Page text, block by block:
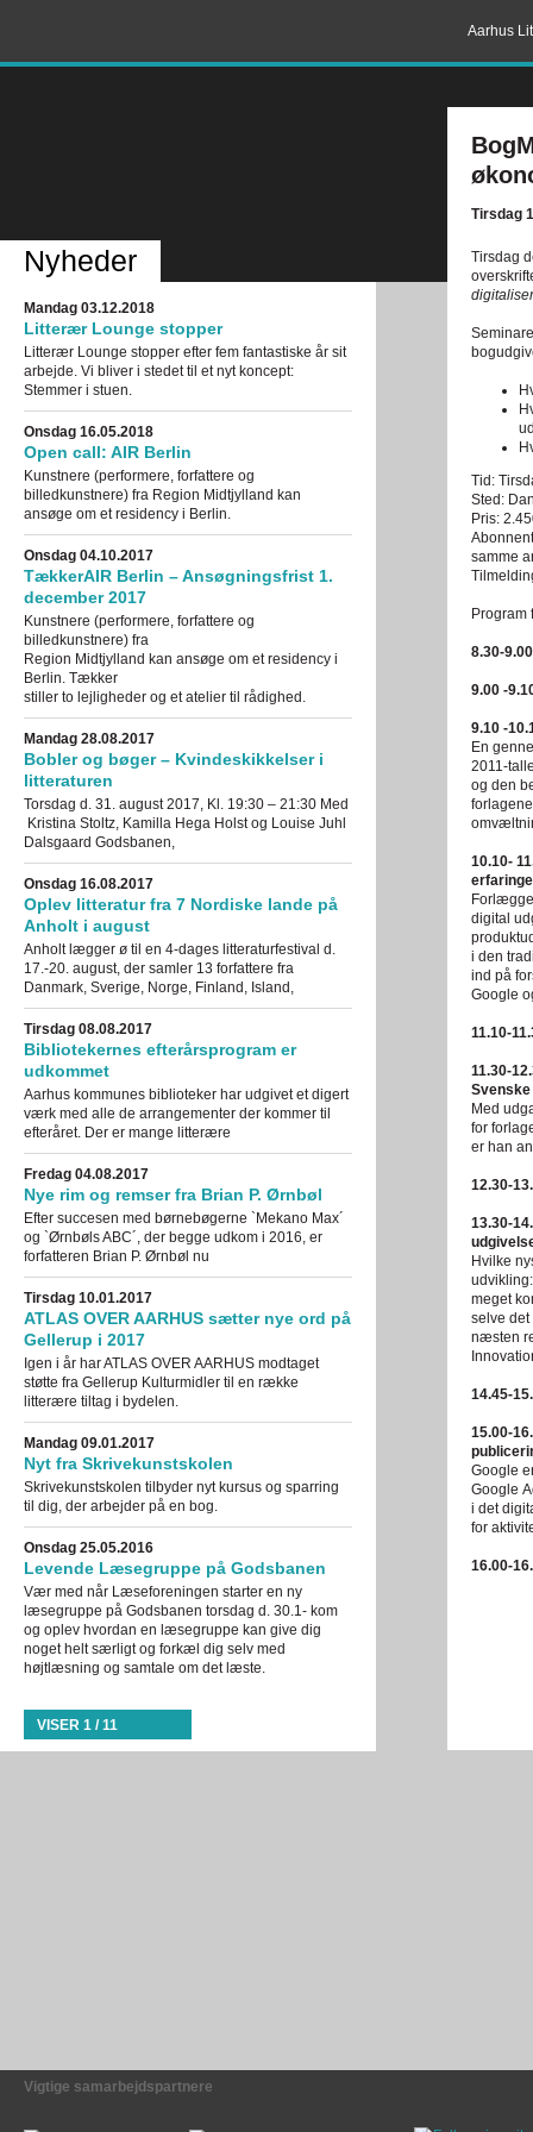
Aarhus
Tirsdag
Tirsdag
Tid:
Sted:
Pris:
samme
Program
8.30-
9.00 -
9.10 -
En
2011-
og den
10.10-
digital
i den
ind på
Google
11.10-
11.30-
Med
for
er han
12.30-
13.30-
Hvilke
meget
selve det
næsten
14.45-
15.00-
Google
Google
i det
for
16.00-
Nyheder
Mandag 03.12.2018
Litterær Lounge stopper
Litterær Lounge stopper efter fem fantastiske år sit
arbejde. Vi bliver i stedet til et nyt koncept:
Stemmer i stuen.
Onsdag 16.05.2018
Open call: AIR Berlin
Kunstnere (performere, forfattere og
billedkunstnere) fra Region Midtjylland kan
ansøge om et residency i Berlin.
Onsdag 04.10.2017
TækkerAIR Berlin – Ansøgningsfrist 1.
december 2017
Kunstnere (performere, forfattere og
billedkunstnere) fra
Region Midtjylland kan ansøge om et residency i
Berlin. Tækker
stiller to lejligheder og et atelier til rådighed.
Mandag 28.08.2017
Bobler og bøger – Kvindeskikkelser i
litteraturen
Torsdag d. 31. august 2017, Kl. 19:30 – 21:30 Med
Kristina Stoltz, Kamilla Hega Holst og Louise Juhl
Dalsgaard Godsbanen,
Onsdag 16.08.2017
Oplev litteratur fra 7 Nordiske lande på
Anholt i august
Anholt lægger ø til en 4-dages litteraturfestival d.
17.-20. august, der samler 13 forfattere fra
Danmark, Sverige, Norge, Finland, Island,
Tirsdag 08.08.2017
Bibliotekernes efterårsprogram er
udkommet
Aarhus kommunes biblioteker har udgivet et digert
værk med alle de arrangementer der kommer til
efteråret. Der er mange litterære
Fredag 04.08.2017
Nye rim og remser fra Brian P. Ørnbøl
Efter succesen med børnebøgerne `Mekano Max´
og `Ørnbøls ABC´, der begge udkom i 2016, er
forfatteren Brian P. Ørnbøl nu
Tirsdag 10.01.2017
ATLAS OVER AARHUS sætter nye ord på
Gellerup i 2017
Igen i år har ATLAS OVER AARHUS modtaget
støtte fra Gellerup Kulturmidler til en række
litterære tiltag i bydelen.
Mandag 09.01.2017
Nyt fra Skrivekunstskolen
Skrivekunstskolen tilbyder nyt kursus og sparring
til dig, der arbejder på en bog.
Onsdag 25.05.2016
Levende Læsegruppe på Godsbanen
Vær med når Læseforeningen starter en ny
læsegruppe på Godsbanen torsdag d. 30.1- kom
og oplev hvordan en læsegruppe kan give dig
noget helt særligt og forkæl dig selv med
højtlæsning og samtale om det læste.
VISER 1 / 11
Vigtige samarbejdspartnere